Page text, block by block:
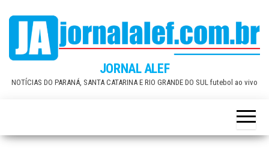
content
JORNAL ALEF
NOTÍCIAS DO PARANÁ, SANTA CATARINA E RIO GRANDE DO SUL futebol ao vivo